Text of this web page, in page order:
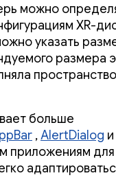
можно
XR-
указать
размера
больше
,AlertDialog и
приложениям